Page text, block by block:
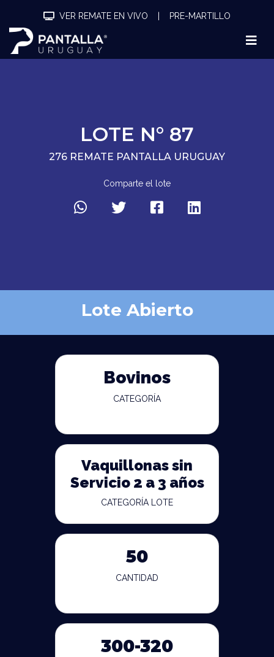
VER REMATE EN VIVO PRE-MARTILLO
LOTE N° 87
276 REMATE PANTALLA URUGUAY
Comparte el lote
Lote Abierto
Bovinos
CATEGORÍA
Vaquillonas sin
Servicio 2 a 3 años
CATEGORÍA LOTE
50
CANTIDAD
300-320